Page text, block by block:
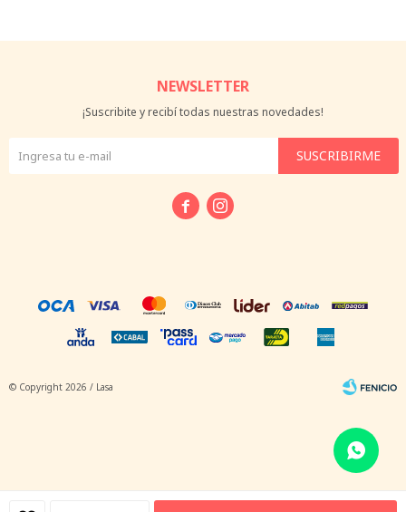
NEWSLETTER
¡Suscribite y recibí todas nuestras novedades!
SUSCRIBIRME
 
© Copyright 2026 / Lasa